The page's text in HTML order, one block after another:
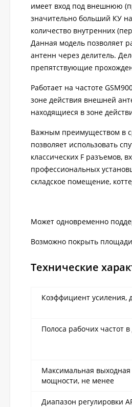
имеет вход под внешнюю
значительно больший КУ
количество внутренних
Данная модель позволяет
антенн через делитель.
препятствующие
Работает на частоте
зоне действия внешней
находящиеся в зоне
Важным преимуществом в
позволяет использовать
классических F разъемов,
профессиональных
складское помещение,
Может одновременно
Возможно покрыть
Технические
Коэффициент усиления,
Полоса рабочих частот
Максимальная
мощности, не менее
Диапазон регулировки